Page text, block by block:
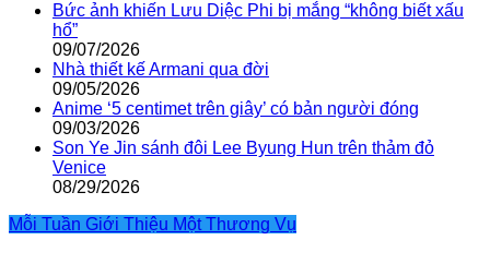
Bức ảnh khiến Lưu Diệc Phi bị mắng “không biết xấu
hổ”
09/07/2026
Nhà thiết kế Armani qua đời
09/05/2026
Anime ‘5 centimet trên giây’ có bản người đóng
09/03/2026
Son Ye Jin sánh đôi Lee Byung Hun trên thảm đỏ
Venice
08/29/2026
Mỗi Tuần Giới Thiệu Một Thương Vụ